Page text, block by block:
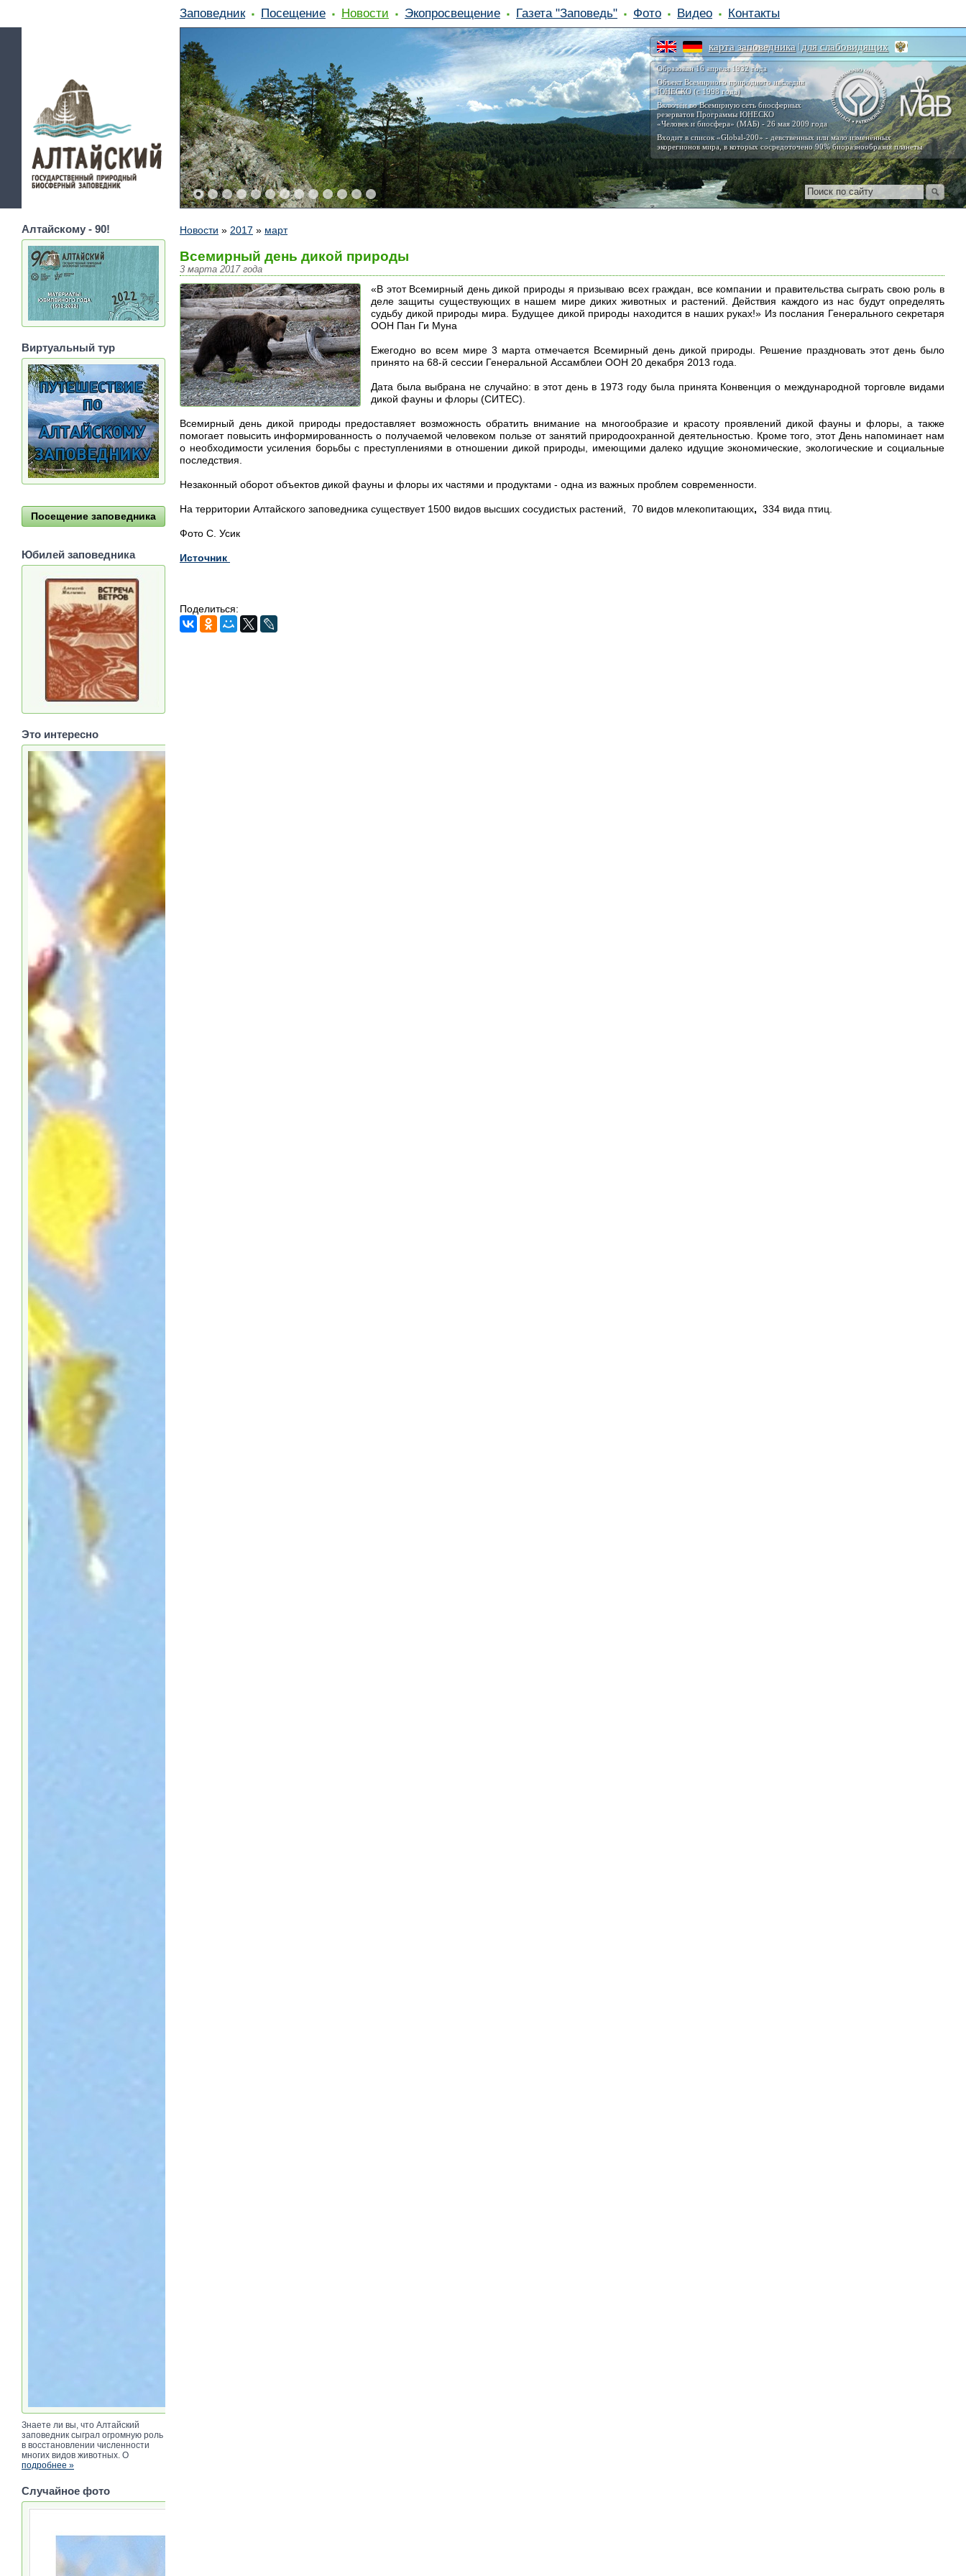
карта заповедника | для слабовидящих
Образован 16 апреля 1932 года
Объект Всемирного природного наследия
ЮНЕСКО (с 1998 года)
Включён во Всемирную сеть биосферных
резерватов Программы ЮНЕСКО
«Человек и биосфера» (МАБ) - 26 мая 2009 года
Входит в список «Global-200» - девственных или мало изменённых
экорегионов мира, в которых сосредоточено 90% биоразнообразия планеты
Заповедник Посещение Новости Экопросвещение Газета "Заповедь" Фото Видео Контакты
Новости » 2017 » март
Всемирный день дикой природы
3 марта 2017 года
«В этот Всемирный день дикой природы я призываю всех граждан, все компании и правительства сыграть свою роль в
деле защиты существующих в нашем мире диких животных и растений. Действия каждого из нас будут определять
судьбу дикой природы мира. Будущее дикой природы находится в наших руках!» Из послания Генерального секретаря
ООН Пан Ги Муна
Ежегодно во всем мире 3 марта отмечается Всемирный день дикой природы. Решение праздновать этот день было
принято на 68-й сессии Генеральной Ассамблеи ООН 20 декабря 2013 года.
Дата была выбрана не случайно: в этот день в 1973 году была принята Конвенция о международной торговле видами
дикой фауны и флоры (СИТЕС).
Всемирный день дикой природы предоставляет возможность обратить внимание на многообразие и красоту проявлений дикой фауны и флоры, а также
помогает повысить информированность о получаемой человеком пользе от занятий природоохранной деятельностью. Кроме того, этот День напоминает нам
о необходимости усиления борьбы с преступлениями в отношении дикой природы, имеющими далеко идущие экономические, экологические и социальные
последствия.
Незаконный оборот объектов дикой фауны и флоры их частями и продуктами - одна из важных проблем современности.
На территории Алтайского заповедника существует 1500 видов высших сосудистых растений, 70 видов млекопитающих, 334 вида птиц.
Фото С. Усик
Источник
Поделиться:
Алтайскому - 90!
Виртуальный тур
Посещение заповедника
Юбилей заповедника
Это интересно
Знаете ли вы, что Алтайский
заповедник сыграл огромную роль
в восстановлении численности
многих видов животных. О
подробнее »
Случайное фото